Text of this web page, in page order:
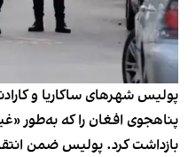
پناهجوی افغان را که به‌طور
بازداشت کرد. پولیس ضمن